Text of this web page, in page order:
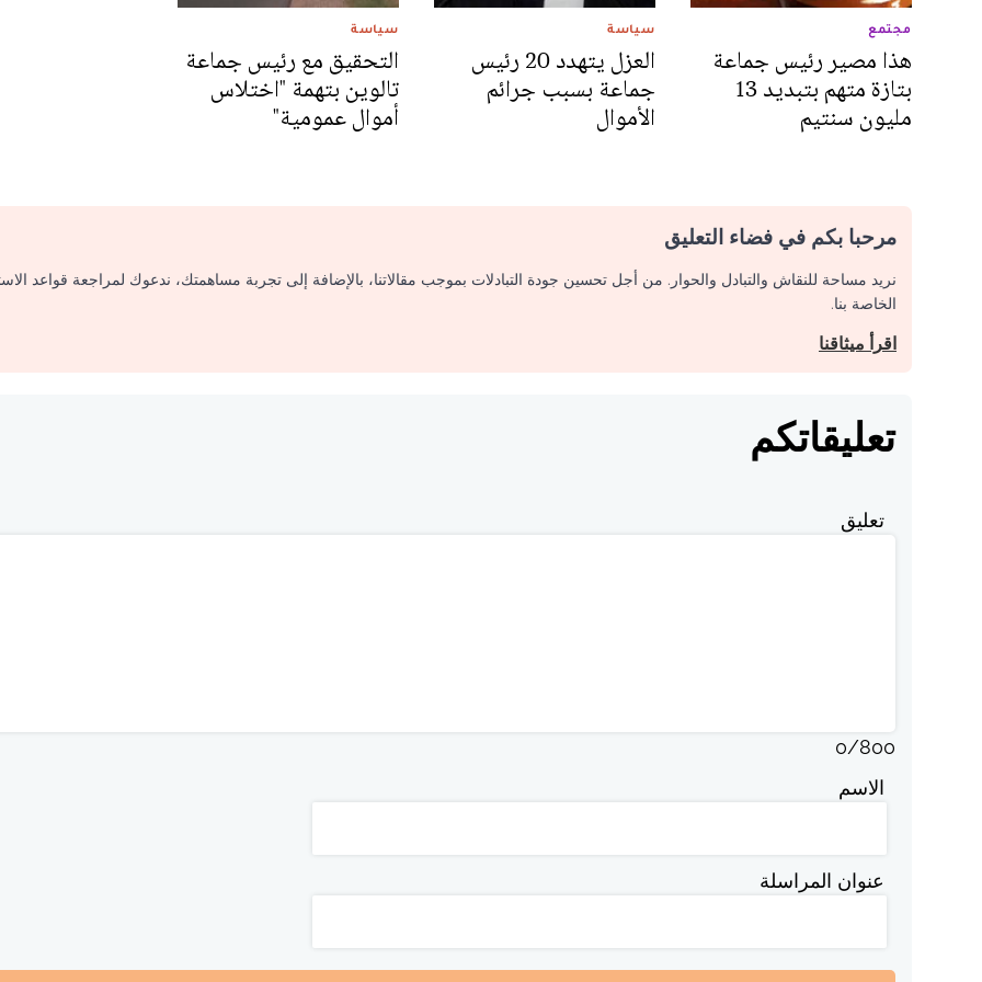
مجتمع
هذا مصير رئيس جماعة
بتازة متهم بتبديد 13
مليون سنتيم
سياسة
العزل يتهدد 20 رئيس
جماعة بسبب جرائم
الأموال
سياسة
التحقيق مع رئيس جماعة
تالوين بتهمة "اختلاس
أموال عمومية"
مرحبا بكم في فضاء التعليق
نريد مساحة للنقاش والتبادل والحوار. من أجل تحسين جودة التبادلات بموجب مقالاتنا، بالإضافة إلى تجربة مساهمتك، ندعوك لمراجعة قواعد
الخاصة بنا.
اقرأ ميثاقنا
تعليقاتكم
تعليق
0/800
الاسم
عنوان المراسلة